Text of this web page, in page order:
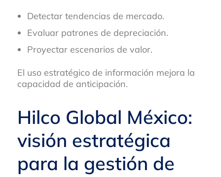
Detectar tendencias de mercado.
Evaluar patrones de depreciación.
Proyectar escenarios de valor.
El uso estratégico de información mejora la
capacidad de anticipación.
Hilco Global México:
visión estratégica
para la gestión de